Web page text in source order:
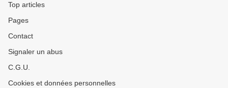
Top articles
Pages
Contact
Signaler un abus
C.G.U.
Cookies et données personnelles